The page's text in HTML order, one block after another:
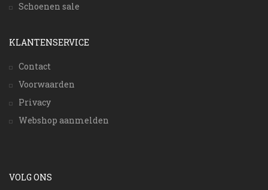
Schoenen sale
KLANTENSERVICE
Contact
Voorwaarden
Privacy
Webshop aanmelden
VOLG ONS